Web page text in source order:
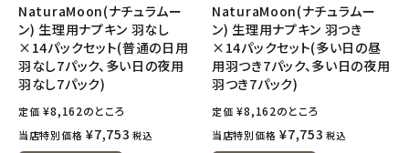
NaturaMoon(ナチュラムー
ン) 生理用ナプキン 羽なし
×14パックセット(普通の日用
羽なし7パック、多い日の夜用
羽なし7パック)
定価 ¥8,162のところ
当店特別価格 ¥7,753 税込
NaturaMoon(ナチュラムー
ン) 生理用ナプキン 羽つき
×14パックセット(多い日の昼
用羽つき7パック、多い日の夜用
羽つき7パック)
定価 ¥8,162のところ
当店特別価格 ¥7,753 税込